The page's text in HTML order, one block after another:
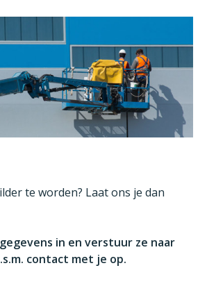
te worden? Laat ons je dan
in en verstuur ze naar
contact met je op.